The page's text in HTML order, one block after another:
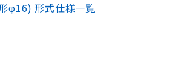
φ16) 形式仕様一覧